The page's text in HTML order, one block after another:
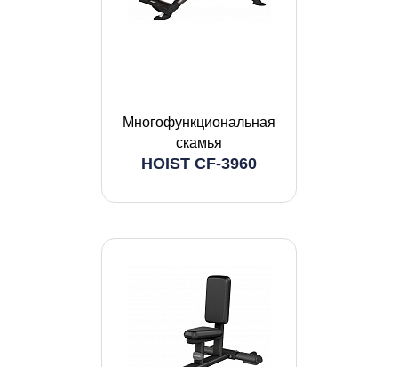
Многофункциональная
скамья
HOIST CF-3960